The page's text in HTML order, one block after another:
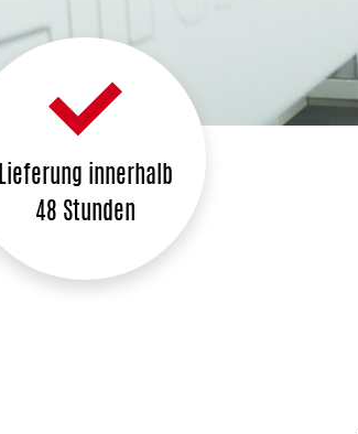
Lieferung innerhalb
48 Stunden